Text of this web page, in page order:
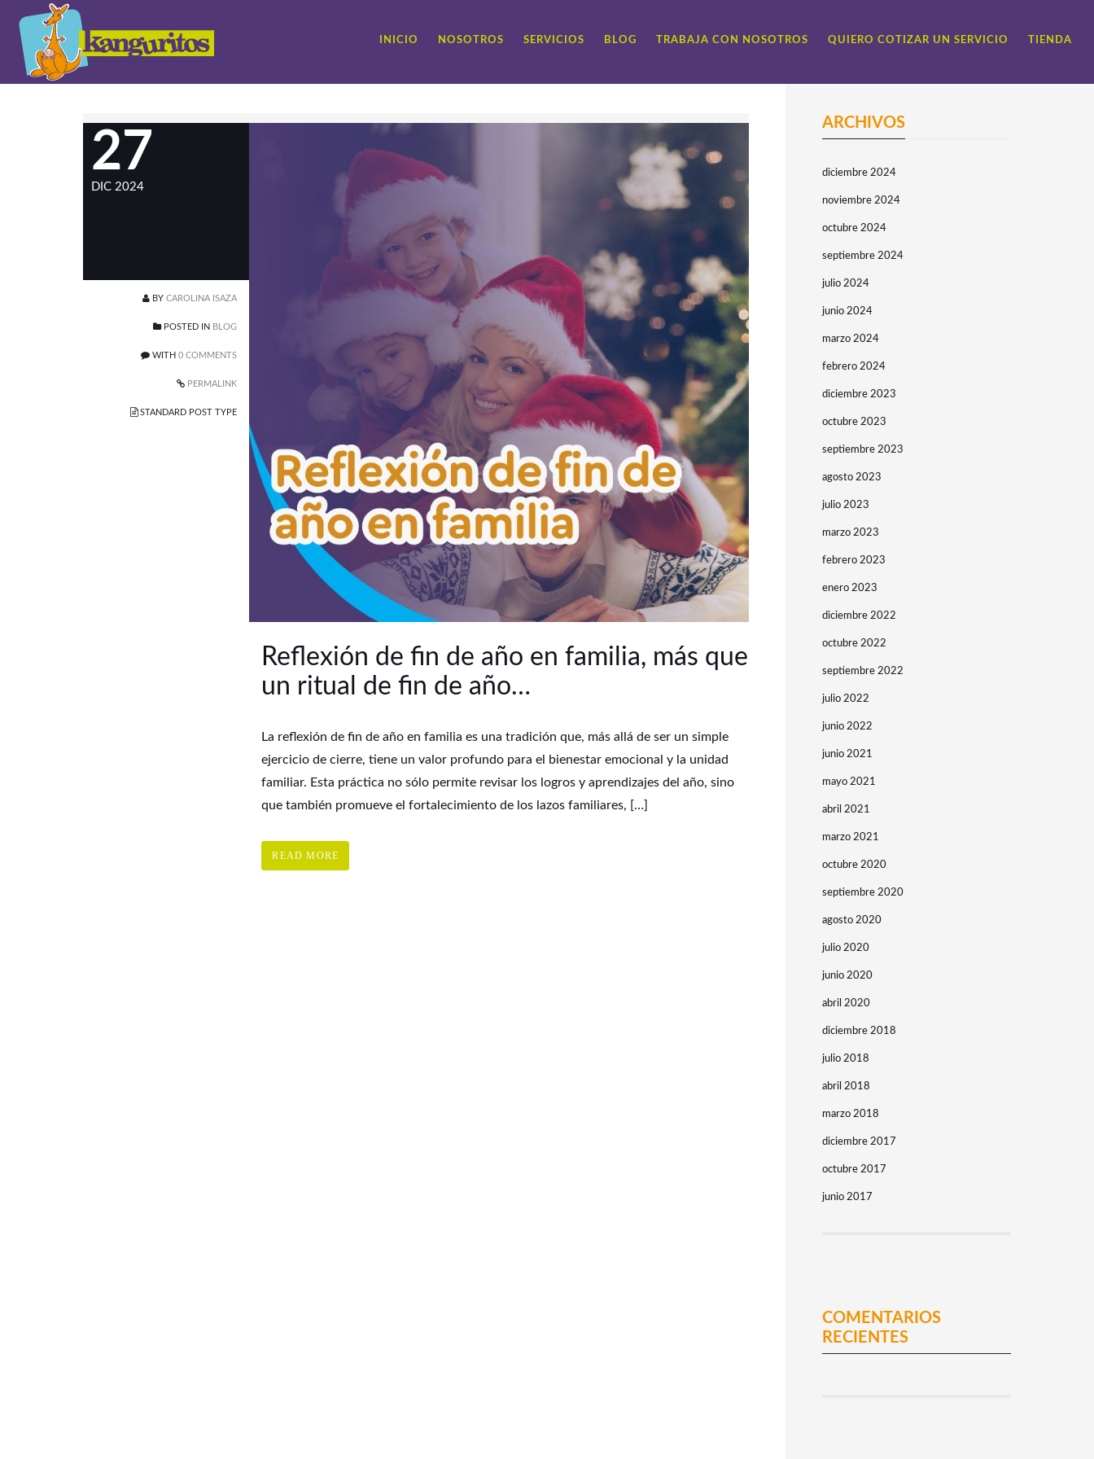
INICIO NOSOTROS SERVICIOS BLOG TRABAJA CON NOSOTROS QUIERO COTIZAR UN SERVICIO TIENDA
27
DIC 2024
BYCAROLINA ISAZA
POSTED IN BLOG
WITH0 COMMENTS
PERMALINK
STANDARD POST TYPE
Reflexión de fin de año en familia, más que
un ritual de fin de año…
La reflexión de fin de año en familia es una tradición que, más allá de ser un simple
ejercicio de cierre, tiene un valor profundo para el bienestar emocional y la unidad
familiar. Esta práctica no sólo permite revisar los logros y aprendizajes del año, sino
que también promueve el fortalecimiento de los lazos familiares, […]
READ MORE
ARCHIVOS
diciembre 2024
noviembre 2024
octubre 2024
septiembre 2024
julio 2024
junio 2024
marzo 2024
febrero 2024
diciembre 2023
octubre 2023
septiembre 2023
agosto 2023
julio 2023
marzo 2023
febrero 2023
enero 2023
diciembre 2022
octubre 2022
septiembre 2022
julio 2022
junio 2022
junio 2021
mayo 2021
abril 2021
marzo 2021
octubre 2020
septiembre 2020
agosto 2020
julio 2020
junio 2020
abril 2020
diciembre 2018
julio 2018
abril 2018
marzo 2018
diciembre 2017
octubre 2017
junio 2017
COMENTARIOS
RECIENTES